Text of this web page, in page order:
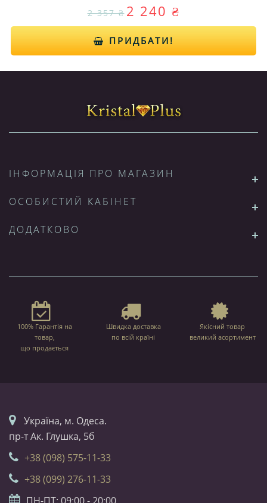
2 357 ₴ 2 240 ₴
ПРИДБАТИ!
ІНФОРМАЦІЯ ПРО МАГАЗИН
ОСОБИСТИЙ КАБІНЕТ
ДОДАТКОВО
100% Гарантія на
товар,
що продається
Швидка доставка
по всій країні
Якісний товар
великий асортимент
Українa, м. Одеса.
пр-т Ак. Глушка, 5б
+38 (098) 575-11-33
+38 (099) 276-11-33